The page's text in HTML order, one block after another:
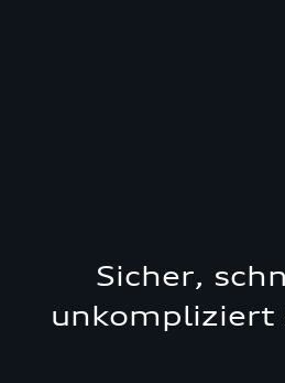
Sicher,
unkompliziert